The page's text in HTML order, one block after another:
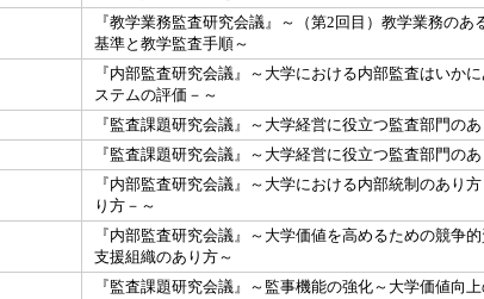
『教学業務監査研究会議』～（第2回目）教学業務の
基準と教学監査手順～
『内部監査研究会議』～大学における内部監査はいか
ステムの評価－～
『監査課題研究会議』～大学経営に役立つ監査部門の
『監査課題研究会議』～大学経営に役立つ監査部門の
『内部監査研究会議』～大学における内部統制のあり
り方－～
『内部監査研究会議』～大学価値を高めるための競争
支援組織のあり方～
『監査課題研究会議』～監事機能の強化～大学価値向